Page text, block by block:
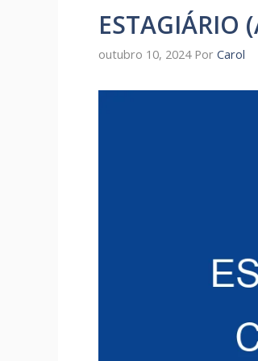
ESTAGIÁRIO
outubro 10, 2024 Por Carol